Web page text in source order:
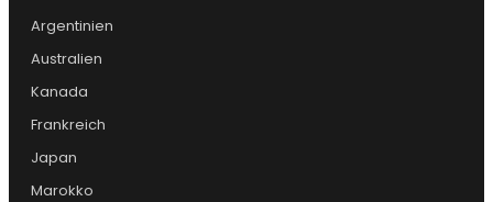
Argentinien
Australien
Kanada
Frankreich
Japan
Marokko